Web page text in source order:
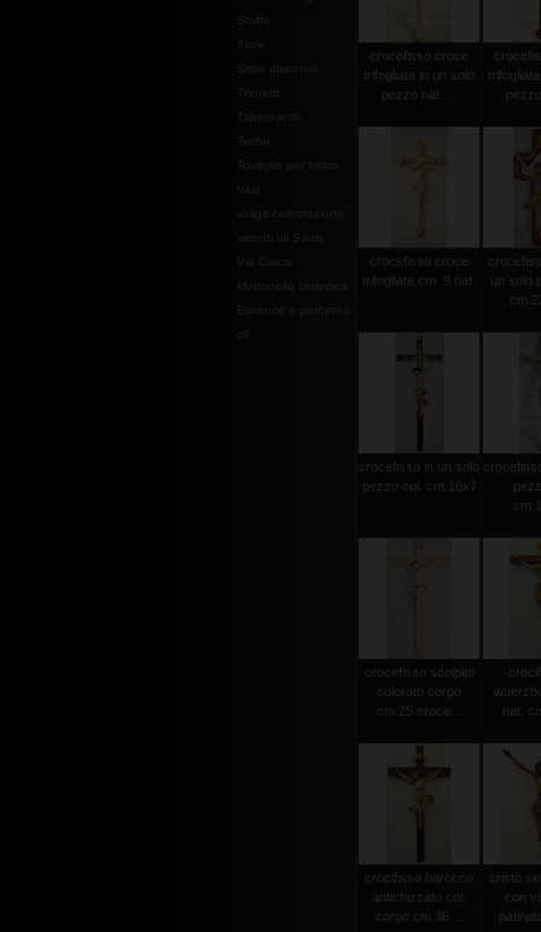
Stoffe
Stole
Stole diaconali
Tabernacoli
valige celebrazione
Mattonella ceramica
Essenze e profumi e
crocefisso croce
trifogliata in un solo
pezzo nat. ...
crocefisso croce
trifogliata cm. 9 nat.
un solo
crocefisso in un solo
pezzo col. cm.16x7
crocefisso scolpito
colorato corpo
cm.25 croce...
nat.
crocifisso barocco
antichizzato col.
corpo cm.36 ...
cristo
con